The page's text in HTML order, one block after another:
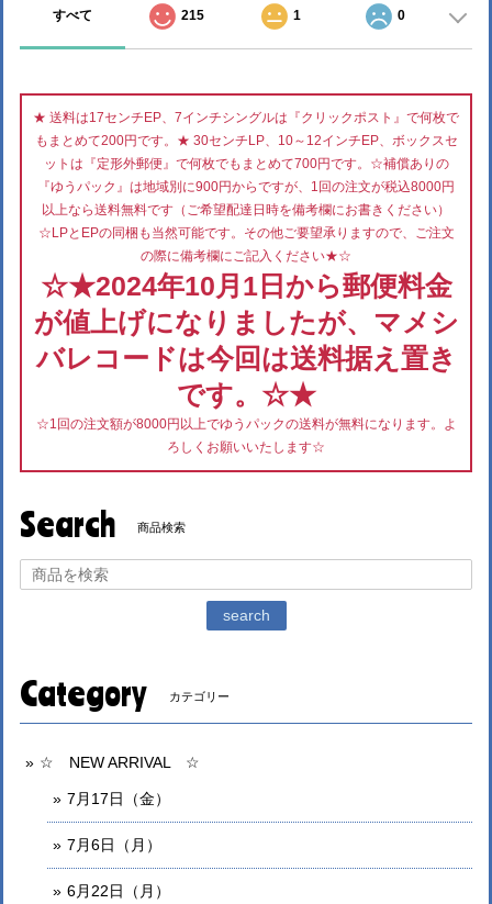
すべて 215 1 0
★ 送料は17センチEP、7インチシングルは『クリックポスト』で何枚で
もまとめて200円です。★ 30センチLP、10～12インチEP、ボックスセ
ットは『定形外郵便』で何枚でもまとめて700円です。☆補償ありの
『ゆうパック』は地域別に900円からですが、1回の注文が税込8000円
以上なら送料無料です（ご希望配達日時を備考欄にお書きください）
☆LPとEPの同梱も当然可能です。その他ご要望承りますので、ご注文
の際に備考欄にご記入ください★☆
☆★2024年10月1日から郵便料金
が値上げになりましたが、マメシ
バレコードは今回は送料据え置き
です。☆★
☆1回の注文額が8000円以上でゆうパックの送料が無料になります。よ
ろしくお願いいたします☆
Search 商品検索
search
Category カテゴリー
☆ NEW ARRIVAL ☆
7月17日（金）
7月6日（月）
6月22日（月）